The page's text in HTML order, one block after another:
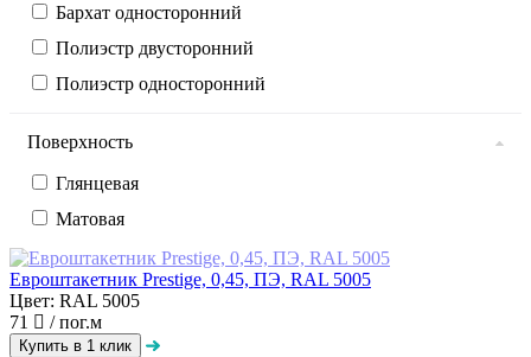
Бархат односторонний
Полиэстр двусторонний
Полиэстр односторонний
Поверхность
Глянцевая
Матовая
Евроштакетник Prestige, 0,45, ПЭ, RAL 5005
Цвет: RAL 5005
71
/ пог.м